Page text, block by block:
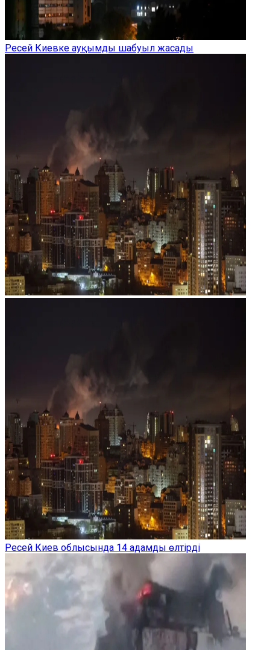
Ресей Киевке ауқымды шабуыл жасады
Ресей Киев облысында 14 адамды өлтірді